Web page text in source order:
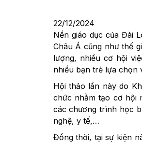
22/12/2024
Nền giáo dục của Đài
Châu Á cũng như thế
lượng, nhiều cơ hội
nhiều bạn trẻ lựa chọn
Hội thảo lần này do
chức nhằm tạo cơ hội
các chương trình học
nghệ, y tế,…
Đồng thời, tại sự kiện